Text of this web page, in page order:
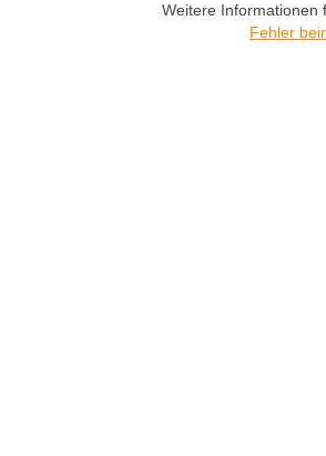
Weitere Informationen
Fehler